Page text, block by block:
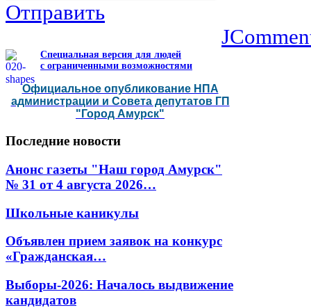
Отправить
Специальная версия для людей
с ограниченными возможностями
Официальное опубликование НПА
администрации и Совета депутатов ГП
"Город Амурск"
Последние новости
Анонс газеты "Наш город Амурск"
№ 31 от 4 августа 2026…
Школьные каникулы
Объявлен прием заявок на конкурс
«Гражданская…
Выборы-2026: Началось выдвижение
кандидатов